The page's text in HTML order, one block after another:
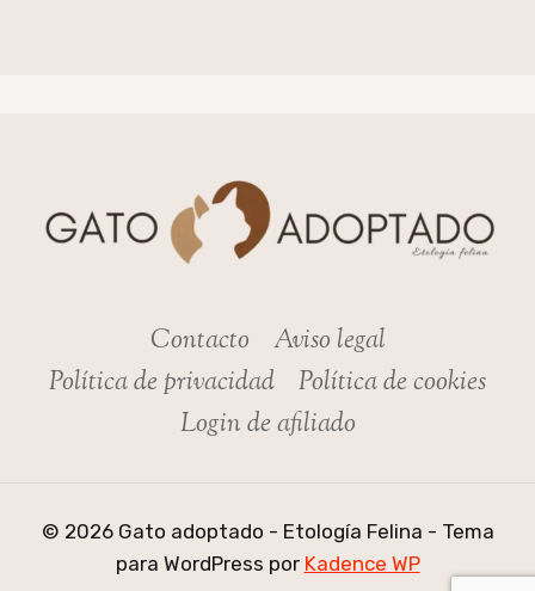
Contacto
Aviso legal
Política de privacidad
Política de cookies
Login de afiliado
© 2026 Gato adoptado - Etología Felina - Tema
para WordPress por Kadence WP